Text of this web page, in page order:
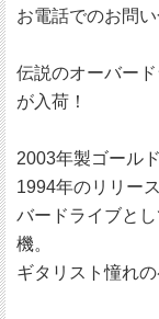
お電話でのお問
伝説のオーバー
が入荷！
2003年製ゴール
1994年のリリー
バードライブと
機。
ギタリスト憧れ